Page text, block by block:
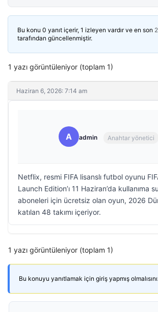
Bu konu 0 yanıt içerir, 1 izleyen vardır ve en son
tarafından güncellenmiştir.
1 yazı görüntüleniyor (toplam 1)
Haziran 6, 2026: 7:14 am
A admin Anahtar yönetici
Netflix, resmi FIFA lisanslı futbol oyunu
Launch Edition’ı 11 Haziran’da kullanıma
aboneleri için ücretsiz olan oyun, 2026
katılan 48 takımı içeriyor.
1 yazı görüntüleniyor (toplam 1)
Bu konuyu yanıtlamak için giriş yapmış